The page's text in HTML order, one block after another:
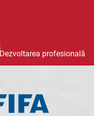
profesională